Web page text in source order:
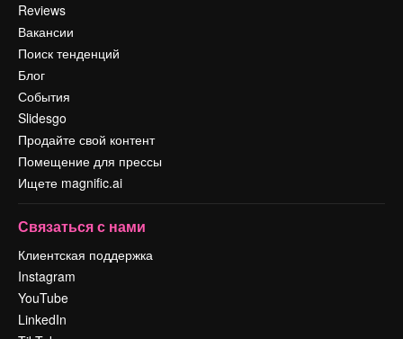
Reviews
Вакансии
Поиск тенденций
Блог
События
Slidesgo
Продайте свой контент
Помещение для прессы
Ищете magnific.ai
Связаться с нами
Клиентская поддержка
Instagram
YouTube
LinkedIn